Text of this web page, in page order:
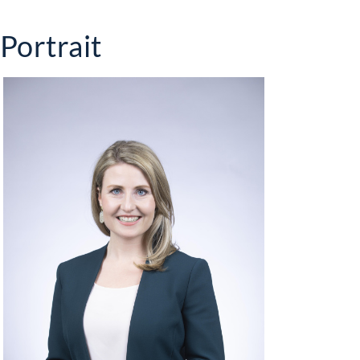
Portrait